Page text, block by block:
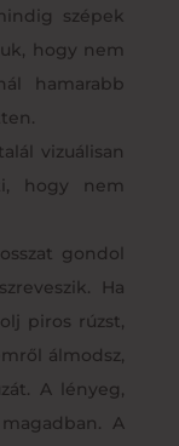
szépek
hogy nem
hamarabb
vizuálisan
hogy nem
gondol
Ha
piros rúzst,
álmodsz,
A lényeg,
A